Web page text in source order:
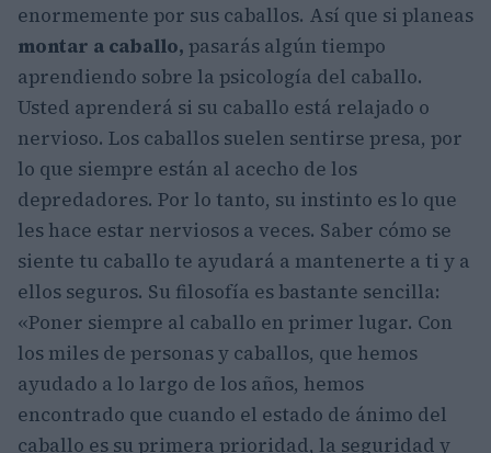
enormemente por sus caballos. Así que si planeas
montar a caballo, pasarás algún tiempo
aprendiendo sobre la psicología del caballo.
Usted aprenderá si su caballo está relajado o
nervioso. Los caballos suelen sentirse presa, por
lo que siempre están al acecho de los
depredadores. Por lo tanto, su instinto es lo que
les hace estar nerviosos a veces. Saber cómo se
siente tu caballo te ayudará a mantenerte a ti y a
ellos seguros. Su filosofía es bastante sencilla:
«Poner siempre al caballo en primer lugar. Con
los miles de personas y caballos, que hemos
ayudado a lo largo de los años, hemos
encontrado que cuando el estado de ánimo del
caballo es su primera prioridad, la seguridad y